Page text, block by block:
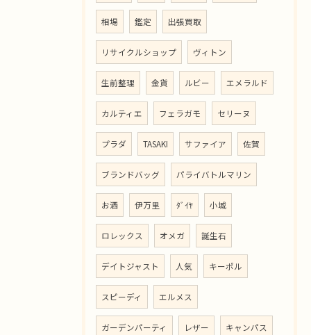
相場 鑑定 出張買取
リサイクルショップ ヴィトン
生前整理 金貨 ルビー エメラルド
カルティエ フェラガモ セリーヌ
プラダ TASAKI サファイア 佐賀
ブランドバッグ パライバトルマリン
お酒 伊万里 ﾀﾞｲﾔ 小城
ロレックス オメガ 誕生石
デイトジャスト 人気 キーポル
スピーディ エルメス
ガーデンパーティ レザー キャンパス